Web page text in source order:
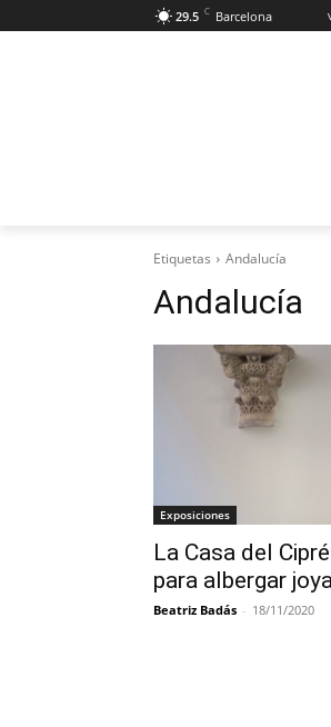
29.5 C Barcelona
Etiquetas Andalucía
Andalucía
Exposiciones
La Casa del
para albergar
Beatriz Badás - 18/11/2020